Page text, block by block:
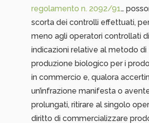
regolamento n. 2092/91…
scorta dei controlli effettuati,
meno agli operatori controllati
indicazioni relative al metodo di
produzione biologico per i
in commercio e, qualora
un’infrazione manifesta o
prolungati, ritirare al singolo
diritto di commercializzare